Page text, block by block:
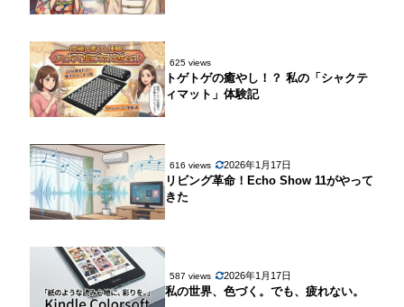
625 views
トゲトゲの癒やし！？ 私の「シャクテ
ィマット」体験記
616 views 2026年1月17日
リビング革命！Echo Show 11がやって
きた
587 views 2026年1月17日
私の世界、色づく。でも、疲れない。